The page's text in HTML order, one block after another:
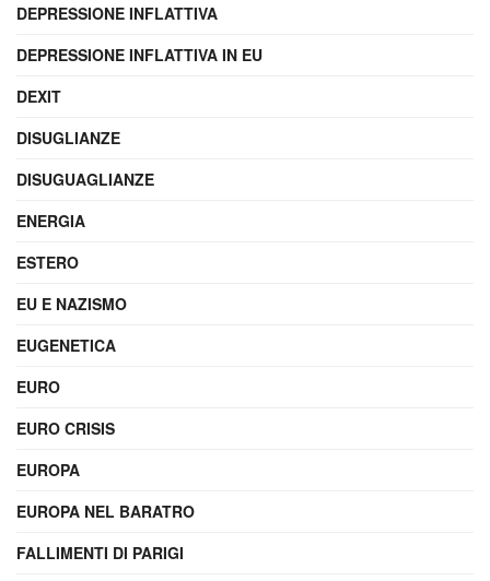
DEPRESSIONE INFLATTIVA
DEPRESSIONE INFLATTIVA IN EU
DEXIT
DISUGLIANZE
DISUGUAGLIANZE
ENERGIA
ESTERO
EU E NAZISMO
EUGENETICA
EURO
EURO CRISIS
EUROPA
EUROPA NEL BARATRO
FALLIMENTI DI PARIGI